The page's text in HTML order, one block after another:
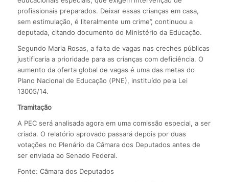
profissionais preparados. Deixar essas crianças em casa,
sem estimulação, é literalmente um crime”, continuou a
deputada, citando documento do Ministério da Educação.
Segundo Maria Rosas, a falta de vagas nas creches públicas
justificaria a prioridade para as crianças com deficiência. O
aumento da oferta global de vagas é uma das metas do
Plano Nacional de Educação (PNE), instituído pela Lei
13005/14.
Tramitação
A PEC será analisada agora em uma comissão especial, a ser
criada. O relatório aprovado passará depois por duas
votações no Plenário da Câmara dos Deputados antes de
ser enviada ao Senado Federal.
Fonte: Câmara dos Deputados